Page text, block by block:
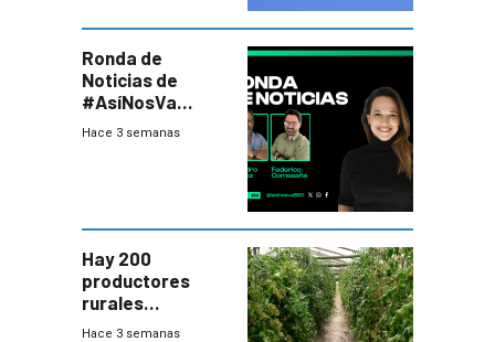
Ronda de
Noticias de
#AsíNosVa
(20/7/26)
Hace 3 semanas
Hay 200
productores
rurales
afectados tras
Hace 3 semanas